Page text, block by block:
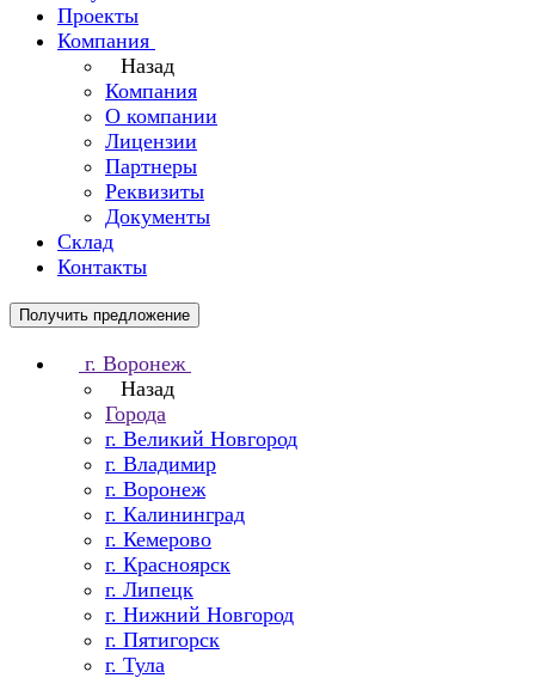
Проекты
Компания
Назад
Компания
О компании
Лицензии
Партнеры
Реквизиты
Документы
Склад
Контакты
Получить предложение
г. Воронеж
Назад
Города
г. Великий Новгород
г. Владимир
г. Воронеж
г. Калининград
г. Кемерово
г. Красноярск
г. Липецк
г. Нижний Новгород
г. Пятигорск
г. Тула